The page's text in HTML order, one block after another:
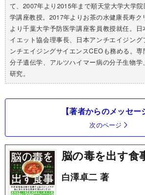
て、2007年より2015年まで順天堂大学大学
学講座教授。2017年よりお茶の水健康長寿
より千葉大学予防医学講座客員教授就任。
イエット協会理事長、日本アンチエイジン
ンチエイジングサイエンスCEOも務める。
分子遺伝学、アルツハイマー病の分子生物
研究。
【著者からのメッセー
次のページ
脳の毒を出す食
白澤卓二 著